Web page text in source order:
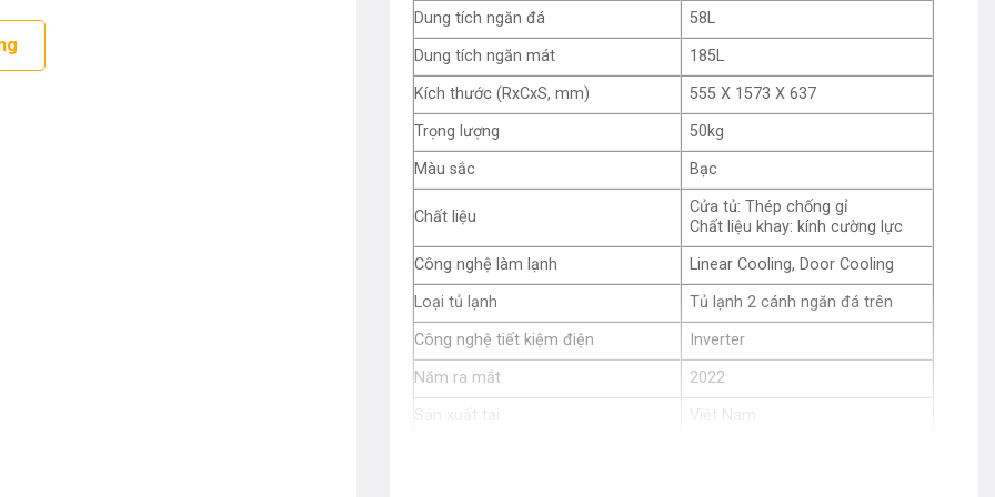
Dung tích ngăn đá
58L
Dung tích ngăn mát
185L
Kích thước (RxCxS, mm)
555 X 1573 X 637
Trọng lượng
50kg
Màu sắc
Bạc
Chất liệu
Cửa tủ: Thép chống gỉ
Chất liệu khay: kính cường lực
Công nghệ làm lạnh
Linear Cooling, Door Cooling
Loại tủ lạnh
Tủ lạnh 2 cánh ngăn đá trên
Công nghệ tiết kiệm điện
Inverter
Năm ra mắt
2022
Sản xuất tại
Việt Nam